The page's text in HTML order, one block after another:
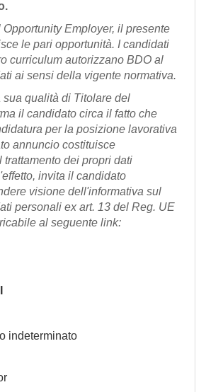
Employer, il presente
le pari opportunità. I candidati
curriculum autorizzano BDO al
ai sensi della vigente normativa.
qualità di Titolare del
il candidato circa il fatto che
per la posizione lavorativa
annuncio costituisce
trattamento dei propri dati
invita il candidato
visione dell'informativa sul
personali ex art. 13 del Reg. UE
al seguente link:
indeterminato